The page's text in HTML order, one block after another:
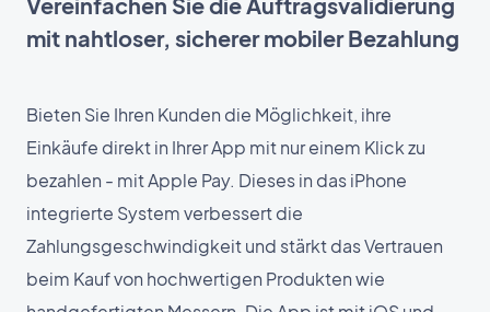
mit nahtloser, sicherer mobiler Bezahlung
Bieten Sie Ihren Kunden die Möglichkeit, ihre
Einkäufe direkt in Ihrer App mit nur einem Klick zu
bezahlen - mit Apple Pay. Dieses in das iPhone
integrierte System verbessert die
Zahlungsgeschwindigkeit und stärkt das Vertrauen
beim Kauf von hochwertigen Produkten wie